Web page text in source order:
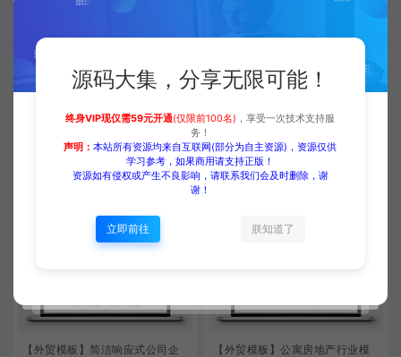
站模板 红黑款 响应式模板
HTML模板
免费
页展示类模板 青绿款 响应式模板
HTML模板
二哥
【外贸模板】简洁响应式公司企
【外贸模板】公寓房地产行业模
源码大集，分享无限可能！
终身VIP现仅需59元开通(仅限前100名) ，享受一次技术支持服
务！
声明：本站所有资源均来自互联网(部分为自主资源)，资源仅供
学习参考，如果商用请支持正版！
资源如有侵权或产生不良影响，请联系我们会及时删除，谢
谢！
立即前往 朕知道了